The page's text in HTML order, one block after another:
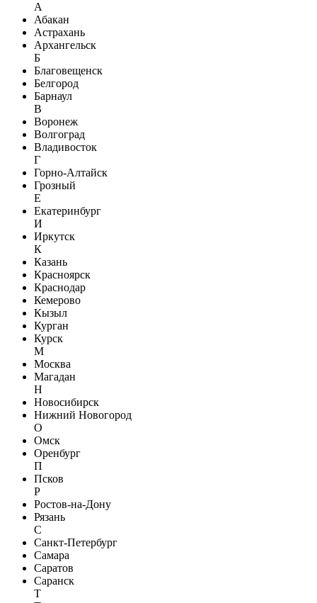
А
Абакан
Астрахань
Архангельск
Б
Благовещенск
Белгород
Барнаул
В
Воронеж
Волгоград
Владивосток
Г
Горно-Алтайск
Грозный
Е
Екатеринбург
И
Иркутск
К
Казань
Красноярск
Краснодар
Кемерово
Кызыл
Курган
Курск
М
Москва
Магадан
Н
Новосибирск
Нижний Новогород
О
Омск
Оренбург
П
Псков
Р
Ростов-на-Дону
Рязань
С
Санкт-Петербург
Самара
Саратов
Саранск
Т